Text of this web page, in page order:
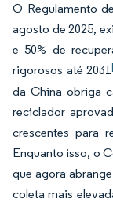
O Regulamento
agosto de 2025,
e 50% de
rigorosos até 2031
da China obriga
reciclador
crescentes para
Enquanto isso, o
que agora
coleta mais